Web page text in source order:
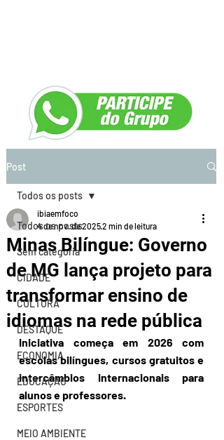
Post
Todos os posts
Sem categoria
CIDADE
CULTURA
DESTAQUE
ECONOMIA
EDUCAÇÃO
ESPORTES
MEIO AMBIENTE
Todos os posts
Minas Bilíngue: Governo
de MG lança projeto para
transformar ensino de
idiomas na rede pública
ibiaemfoco
4 de nov. de 20252 min de leitura
Iniciativa começa em 2026 com
escolas bilíngues, cursos gratuitos e
intercâmbios internacionais para
alunos e professores.